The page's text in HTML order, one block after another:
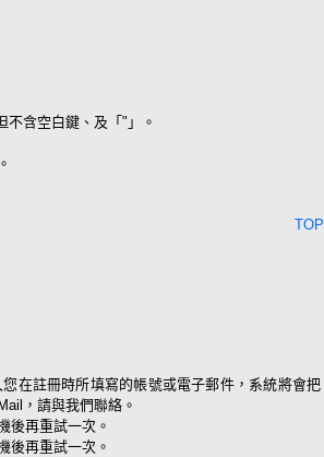
含空白鍵、及「"」。
TOP
在註冊時所填寫的帳號或電子郵件，系統將會把
，請與我們聯絡。
後再重試一次。
後再重試一次。